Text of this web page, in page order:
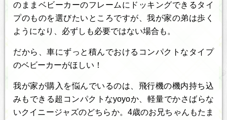
のままベビーカーのフレームにドッキングできるタイ
プのものを選びたいところですが、我が家の弟は歩く
ようになり、必ずしも必要ではない場合も。
だから、車にずっと積んでおけるコンパクトなタイプ
のベビーカーがほしい！
我が家が購入を悩んでいるのは、飛行機の機内持ち込
みもできる超コンパクトなyoyoか、軽量でかさばらな
いクイニージャズのどちらか。4歳のお兄ちゃんもたま